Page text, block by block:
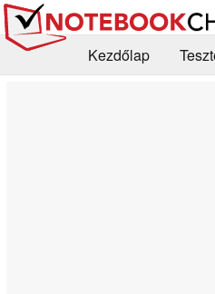
Kezdőlap